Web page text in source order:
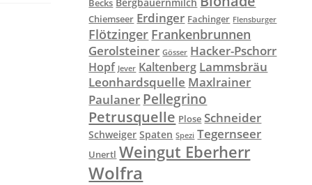
Becks
Chiemseer Erdinger Fachinger Flensburger
Flötzinger Frankenbrunnen
Gerolsteiner Gösser Hacker-Pschorr
Hopf Jever Kaltenberg Lammsbräu
Leonhardsquelle Maxlrainer
Paulaner Pellegrino
Petrusquelle Plose Schneider
Schweiger Spaten Spezi Tegernseer
Unertl Weingut Eberherr
Wolfra